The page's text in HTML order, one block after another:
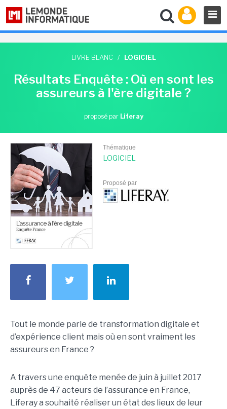
LIVRE BLANC / LOGICIEL
Résultats Enquête : Où en sont les
assureurs à l'ère digitale ?
proposé par Liferay
Thématique
LOGICIEL
Proposé par
Tout le monde parle de transformation digitale et
d’expérience client mais où en sont vraiment les
assureurs en France ?
A travers une enquête menée de juin à juillet 2017
auprès de 47 acteurs de l’assurance en France,
Liferay a souhaité réaliser un état des lieux de leur